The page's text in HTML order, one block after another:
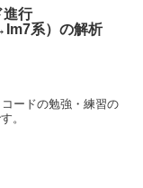
進行
系）の解析
ードの勉強・練習の
。